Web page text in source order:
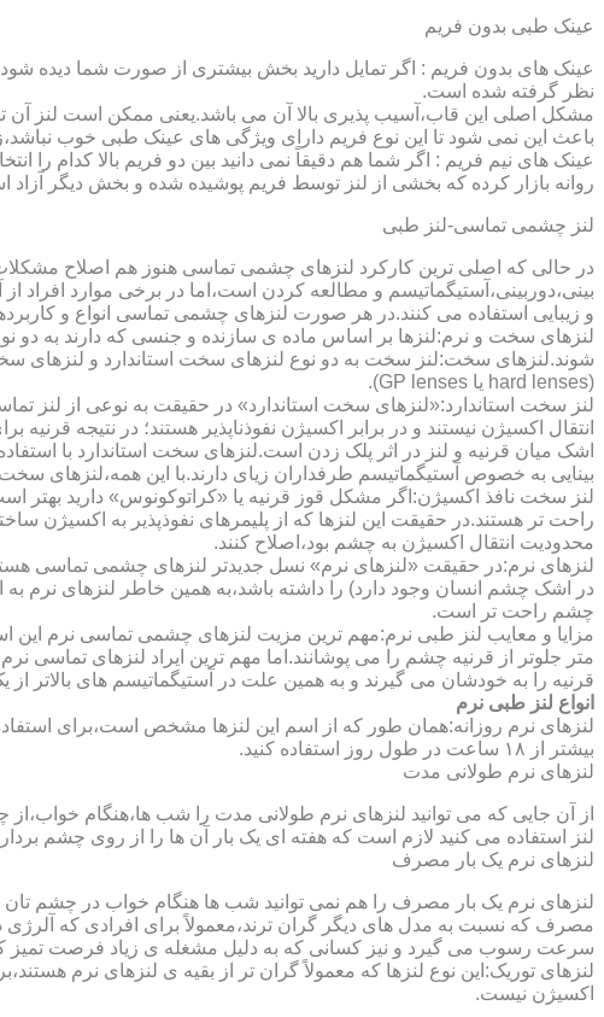
عینک طبی بدون فریم
عینک های بدون فریم : اگر تمایل دارید بخش بیشتری از صورت شما دیده
نظر گرفته شده است.
مشکل اصلی این قاب،آسیب پذیری بالا آن می باشد.یعنی ممکن است لنز آن
باعث این نمی شود تا این نوع فریم دارای ویژگی های عینک طبی خوب
عینک های نیم فریم : اگر شما هم دقیقاً نمی دانید بین دو فریم بالا کدام را
روانه بازار کرده که بخشی از لنز توسط فریم پوشیده شده و بخش دیگر آزاد
لنز چشمی تماسی-لنز طبی
در حالی که اصلی ترین کارکرد لنزهای چشمی تماسی هنوز هم اصلاح مشکلات
بینی،دوربینی،آستیگماتیسم و مطالعه کردن است،اما در برخی موارد افراد
و زیبایی استفاده می کنند.در هر صورت لنزهای چشمی تماسی انواع و
لنزهای سخت و نرم:لنزها بر اساس ماده ی سازنده و جنسی که دارند به
شوند.لنزهای سخت:لنز سخت به دو نوع لنزهای سخت استاندارد و لنزهای
(hard lenses یا GP lenses).
لنز سخت استاندارد:«لنزهای سخت استاندارد» در حقیقت به نوعی از لنز
انتقال اکسیژن نیستند و در برابر اکسیژن نفوذناپذیر هستند؛ در نتیجه قرنیه
اشک میان قرنیه و لنز در اثر پلک زدن است.لنزهای سخت استاندارد با
بینایی به خصوص آستیگماتیسم طرفداران زیای دارند.با این همه،لنزهای
لنز سخت نافذ اکسیژن:اگر مشکل قوز قرنیه یا «کراتوکونوس» دارید بهتر
محدودیت انتقال اکسیژن به چشم بود،اصلاح کنند.
لنزهای نرم:در حقیقت «لنزهای نرم» نسل جدیدتر لنزهای چشمی تماسی
در اشک چشم انسان وجود دارد) را داشته باشد،به همین خاطر لنزهای نرم
چشم راحت تر است.
مزایا و معایب لنز طبی نرم:مهم ترین مزیت لنزهای چشمی تماسی نرم این
متر جلوتر از قرنیه چشم را می پوشانند.اما مهم ترین ایراد لنزهای
قرنیه را به خودشان می گیرند و به همین علت در آستیگماتیسم های بالاتر
انواع لنز طبی نرم
لنزهای نرم روزانه:همان طور که از اسم این لنزها مشخص است،برای
بیشتر از ۱۸ ساعت در طول روز استفاده کنید.
لنزهای نرم طولانی مدت
از آن جایی که می توانید لنزهای نرم طولانی مدت را شب ها،هنگام
لنز استفاده می کنید لازم است که هفته ای یک بار آن ها را از روی چشم
لنزهای نرم یک بار مصرف
لنزهای نرم یک بار مصرف را هم نمی توانید شب ها هنگام خواب در چشم تان
مصرف که نسبت به مدل های دیگر گران ترند،معمولاً برای افرادی که
سرعت رسوب می گیرد و نیز کسانی که به دلیل مشغله ی زیاد فرصت تمیز
لنزهای توریک:این نوع لنزها که معمولاً گران تر از بقیه ی لنزهای نرم
اکسیژن نیست.